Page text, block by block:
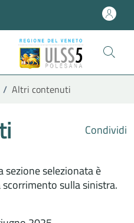
/ Altri contenuti
Condividi
sezione selezionata è
sulla sinistra.